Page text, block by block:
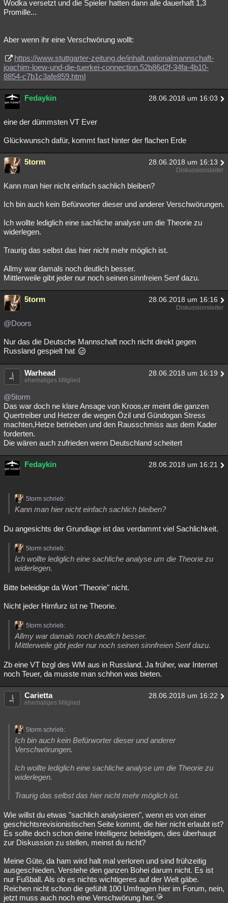
Wodka versetzt und die Spieler hatten dann alle dauerhaft 1,3
Promille...
Aber wenn ihr eine Verschwörung wollt:
https://www.stuttgarter-zeitung.de/inhalt.nationalmannschaft-
joachim-loew-und-die-tuerkei-connection.52b86d2f-34fa-4b10-
8854-c7b1c3afe859.html
Fedaykin 28.06.2018 um 16:03
eine der dümmsten VT Ever
Glückwunsch dafür, kommt fast hinter der flachen Erde
5torm 28.06.2018 um 16:13
Diskussionsleiter
Kann man hier nicht einfach sachlich bleiben?
Ich bin auch kein Befürworter dieser und anderer Verschwörungen.
Ich wollte lediglich eine sachliche analyse um die Theorie zu
widerlegen.
Traurig das selbst das hier nicht mehr möglich ist.
Allmy war damals noch deutlich besser.
Mittlerweile gibt jeder nur noch seinen sinnfreien Senf dazu.
5torm 28.06.2018 um 16:16
Diskussionsleiter
@Doors
Nur das die Deutsche Mannschaft noch nicht direkt gegen
Russland gespielt hat
Warhead 28.06.2018 um 16:19
ehemaliges Mitglied
@5torm
Das war doch ne klare Ansage von Kroos,er meint die ganzen
Quertreiber und Hetzer die wegen Özil und Gündogan Stress
machten,Hetze betrieben und den Rausschmiss aus dem Kader
forderten.
Die wären auch zufrieden wenn Deutschland scheitert
Fedaykin 28.06.2018 um 16:21
5torm schrieb:
Kann man hier nicht einfach sachlich bleiben?
Du angesichts der Grundlage ist das verdammt viel Sachlichkeit.
5torm schrieb:
Ich wollte lediglich eine sachliche analyse um die Theorie zu
widerlegen.
Bitte beleidige da Wort "Theorie" nicht.
Nicht jeder Hirnfurz ist ne Theorie.
5torm schrieb:
Allmy war damals noch deutlich besser.
Mittlerweile gibt jeder nur noch seinen sinnfreien Senf dazu.
Zb eine VT bzgl des WM aus in Russland. Ja früher, war Internet
noch Teuer, da musste man schhon was bieten.
Carietta 28.06.2018 um 16:22
ehemaliges Mitglied
5torm schrieb:
Ich bin auch kein Befürworter dieser und anderer
Verschwörungen.
Ich wollte lediglich eine sachliche analyse um die Theorie zu
widerlegen.
Traurig das selbst das hier nicht mehr möglich ist.
Wie willst du etwas "sachlich analysieren", wenn es von einer
geschichtsrevisionistischen Seite kommt, die hier nicht erlaubt ist?
Es sollte doch schon deine Intelligenz beleidigen, dies überhaupt
zur Diskussion zu stellen, meinst du nicht?
Meine Güte, da ham wird halt mal verloren und sind frühzeitig
ausgeschieden. Verstehe den ganzen Bohei darum nicht. Es ist
nur Fußball. Als ob es nichts wichtigeres auf der Welt gäbe.
Reichen nicht schon die gefühlt 100 Umfragen hier im Forum, nein,
jetzt muss auch noch eine Verschwörung her.